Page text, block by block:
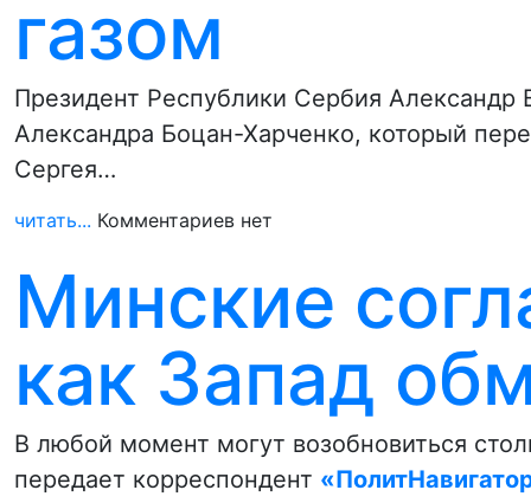
газом
Президент Республики Сербия Александр
Александра Боцан-Харченко, который
Сергея…
читать... Комментариев нет
Минские
как Запад
В любой момент могут возобновиться
передает корреспондент